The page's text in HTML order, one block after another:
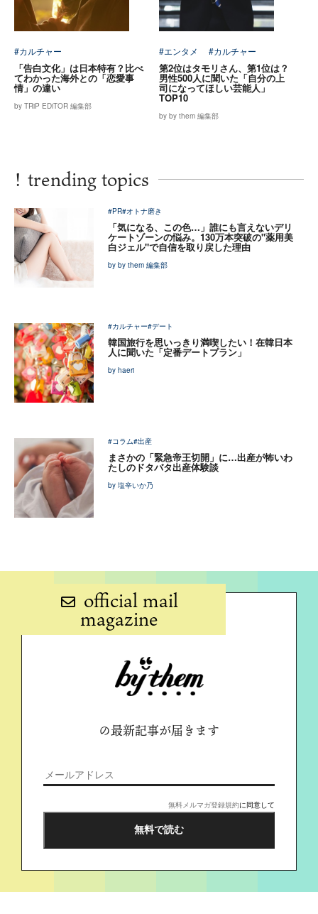
#カルチャー
「告白文化」は日本特有？比べ
てわかった海外との「恋愛事
情」の違い
by TRiP EDiTOR 編集部
#エンタメ #カルチャー
第2位はタモリさん、第1位は？
男性500人に聞いた「自分の上
司になってほしい芸能人」
TOP10
by by them 編集部
! trending topics
#PR#オトナ磨き
「気になる、この色…」誰にも言えないデリ
ケートゾーンの悩み。130万本突破の"薬用美
白ジェル"で自信を取り戻した理由
by by them 編集部
#カルチャー#デート
韓国旅行を思いっきり満喫したい！在韓日本
人に聞いた「定番デートプラン」
by haeri
#コラム#出産
まさかの「緊急帝王切開」に…出産が怖いわ
たしのドタバタ出産体験談
by 塩辛いか乃
official mail
magazine
の最新記事が届きます
無料メルマガ登録規約に同意して